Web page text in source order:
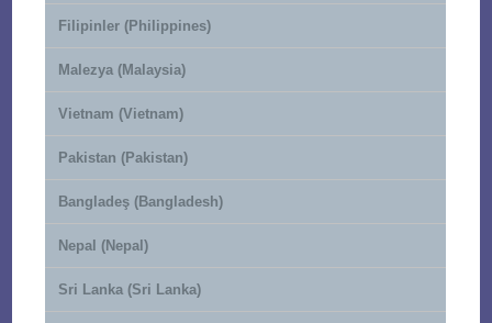
Filipinler (Philippines)
Malezya (Malaysia)
Vietnam (Vietnam)
Pakistan (Pakistan)
Bangladeş (Bangladesh)
Nepal (Nepal)
Sri Lanka (Sri Lanka)